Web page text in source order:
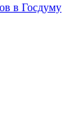
в Госдуму